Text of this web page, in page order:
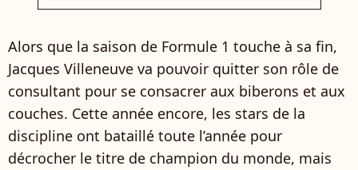
Alors que la saison de Formule 1 touche à sa fin,
Jacques Villeneuve va pouvoir quitter son rôle de
consultant pour se consacrer aux biberons et aux
couches. Cette année encore, les stars de la
discipline ont bataillé toute l’année pour
décrocher le titre de champion du monde, mais